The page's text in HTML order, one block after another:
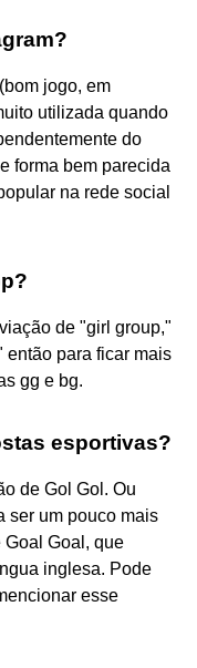
jogo, em
utilizada quando
do
forma bem parecida
na rede social
de "girl group,"
então para ficar mais
gg e bg.
esportivas?
de Gol Gol. Ou
ser um pouco mais
Goal, que
inglesa. Pode
esse